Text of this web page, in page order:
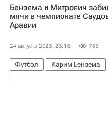
Владимир Зеленский
РБК
Бензема и Митрович
мячи в чемпионате
Аравии
24 августа 2023, 23:16 735
Футбол
Карим Бензема
Александар Митрович